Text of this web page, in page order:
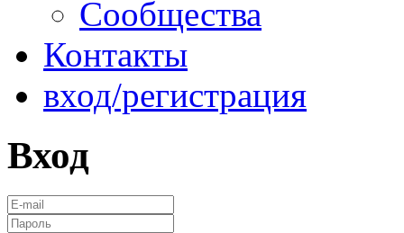
Сообщества
Контакты
вход/регистрация
Вход